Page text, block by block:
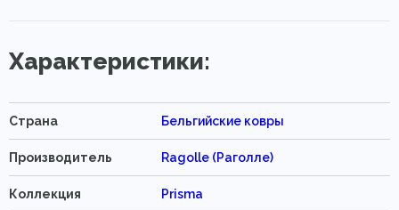
Характеристики:
Страна Бельгийские ковры
Производитель Ragolle (Раголле)
Коллекция Prisma